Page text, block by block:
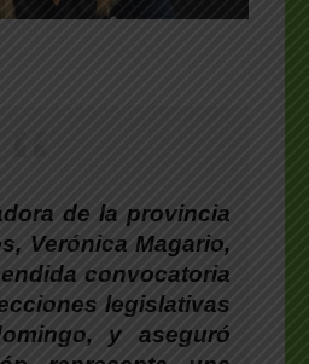
de la provincia
Verónica Magario,
convocatoria
legislativas
y aseguró